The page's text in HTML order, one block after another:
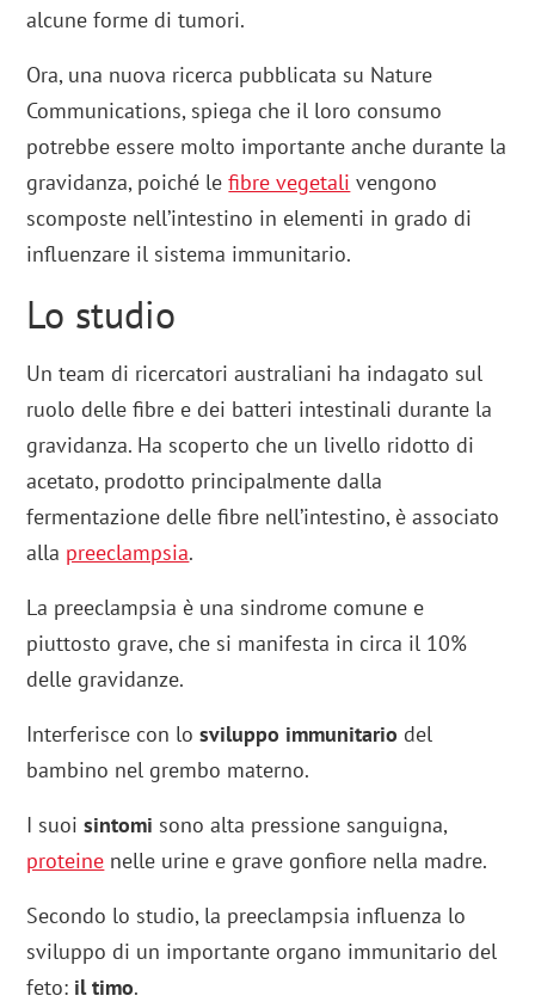
alcune forme di tumori.
Ora, una nuova ricerca pubblicata su Nature
Communications, spiega che il loro consumo
potrebbe essere molto importante anche durante la
gravidanza, poiché lefibre vegetali vengono
scomposte nell’intestino in elementi in grado di
influenzare il sistema immunitario.
Lo studio
Un team di ricercatori australiani ha indagato sul
ruolo delle fibre e dei batteri intestinali durante la
gravidanza. Ha scoperto che un livello ridotto di
acetato, prodotto principalmente dalla
fermentazione delle fibre nell’intestino, è associato
alla preeclampsia.
La preeclampsia è una sindrome comune e
piuttosto grave, che si manifesta in circa il 10%
delle gravidanze.
Interferisce con losviluppo immunitario del
bambino nel grembo materno.
I suoisintomi sono alta pressione sanguigna,
proteine nelle urine e grave gonfiore nella madre.
Secondo lo studio, la preeclampsia influenza lo
sviluppo di un importante organo immunitario del
feto: il timo.